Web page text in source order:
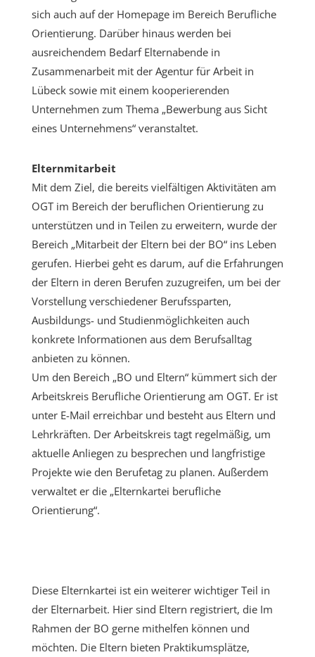
sich auch auf der Homepage im Bereich Berufliche
Orientierung. Darüber hinaus werden bei
ausreichendem Bedarf Elternabende in
Zusammenarbeit mit der Agentur für Arbeit in
Lübeck sowie mit einem kooperierenden
Unternehmen zum Thema „Bewerbung aus Sicht
eines Unternehmens“ veranstaltet.
Elternmitarbeit
Mit dem Ziel, die bereits vielfältigen Aktivitäten am
OGT im Bereich der beruflichen Orientierung zu
unterstützen und in Teilen zu erweitern, wurde der
Bereich „Mitarbeit der Eltern bei der BO“ ins Leben
gerufen. Hierbei geht es darum, auf die Erfahrungen
der Eltern in deren Berufen zuzugreifen, um bei der
Vorstellung verschiedener Berufssparten,
Ausbildungs- und Studienmöglichkeiten auch
konkrete Informationen aus dem Berufsalltag
anbieten zu können.
Um den Bereich „BO und Eltern“ kümmert sich der
Arbeitskreis Berufliche Orientierung am OGT. Er ist
unter E-Mail erreichbar und besteht aus Eltern und
Lehrkräften. Der Arbeitskreis tagt regelmäßig, um
aktuelle Anliegen zu besprechen und langfristige
Projekte wie den Berufetag zu planen. Außerdem
verwaltet er die „Elternkartei berufliche
Orientierung“.
Diese Elternkartei ist ein weiterer wichtiger Teil in
der Elternarbeit. Hier sind Eltern registriert, die Im
Rahmen der BO gerne mithelfen können und
möchten. Die Eltern bieten Praktikumsplätze,